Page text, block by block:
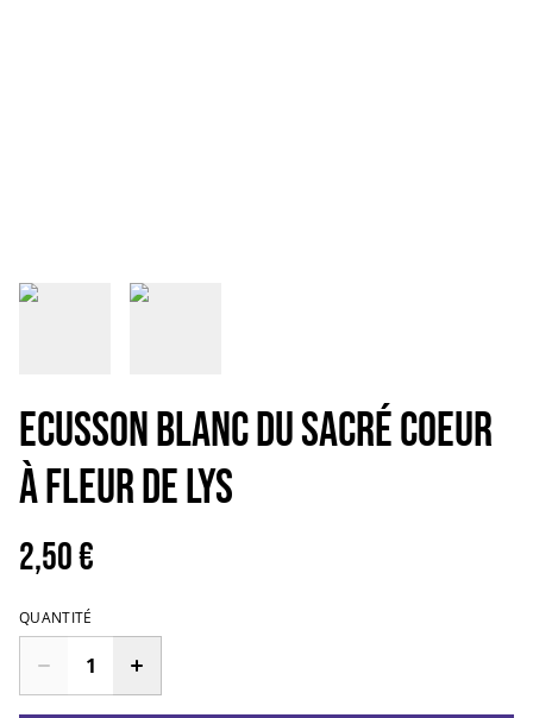
Ecusson blanc du Sacré Coeur
à Fleur de Lys
2,50 €
QUANTITÉ